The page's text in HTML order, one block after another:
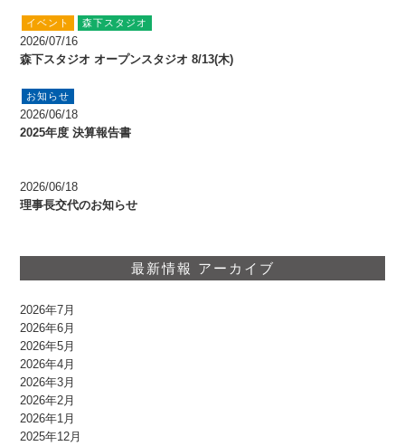
イベント 森下スタジオ
2026/07/16
森下スタジオ オープンスタジオ 8/13(木)
お知らせ
2026/06/18
2025年度 決算報告書
2026/06/18
理事長交代のお知らせ
最新情報 アーカイブ
2026年7月
2026年6月
2026年5月
2026年4月
2026年3月
2026年2月
2026年1月
2025年12月